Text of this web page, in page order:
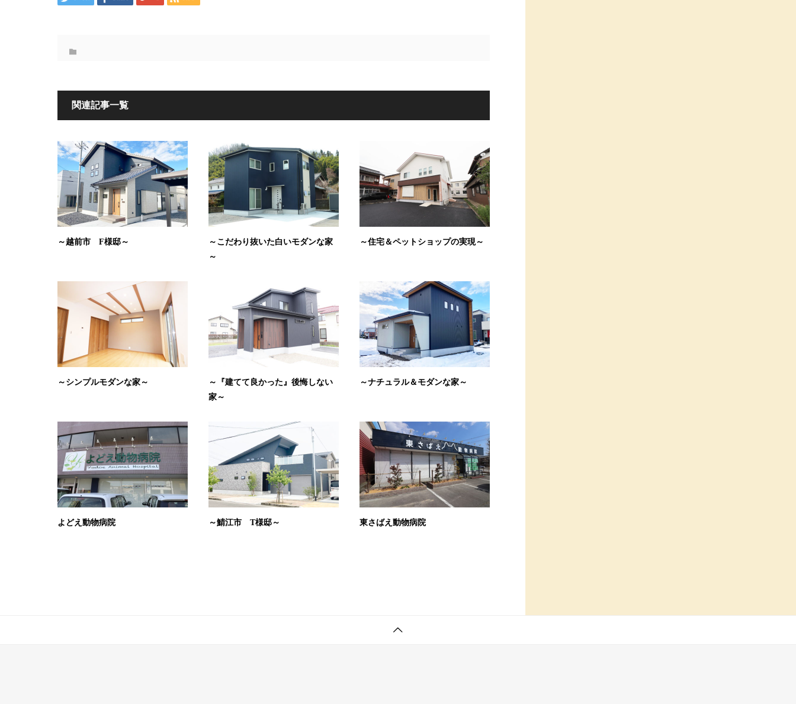
関連記事一覧
～越前市 F様邸～
～こだわり抜いた白いモダンな家
～
～住宅＆ペットショップの実現～
～シンプルモダンな家～
～『建てて良かった』後悔しない
家～
～ナチュラル＆モダンな家～
よどえ動物病院 ～鯖江市 T様邸～ 東さばえ動物病院